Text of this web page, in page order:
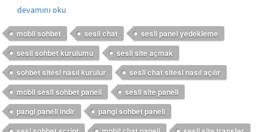
devamını oku
mobil sohbet sesli chat
sesli panel yedekleme
sesli sohbet kurulumu
sesli site açmak
sohbet sitesi nasıl kurulur
sesli chat sitesi nasıl açılır
mobil sesli sohbet paneli
sesli site paneli
pangi paneli indir
pangi sohbet paneli